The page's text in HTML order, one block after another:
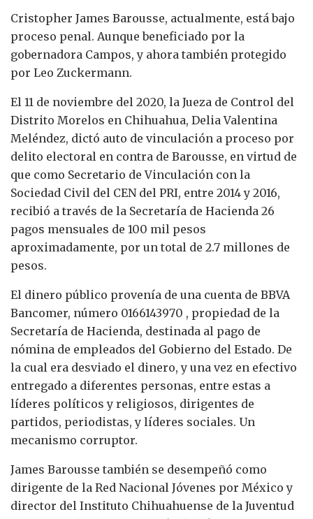
Cristopher James Barousse, actualmente, está bajo
proceso penal. Aunque beneficiado por la
gobernadora Campos, y ahora también protegido
por Leo Zuckermann.
El 11 de noviembre del 2020, la Jueza de Control del
Distrito Morelos en Chihuahua, Delia Valentina
Meléndez, dictó auto de vinculación a proceso por
delito electoral en contra de Barousse, en virtud de
que como Secretario de Vinculación con la
Sociedad Civil del CEN del PRI, entre 2014 y 2016,
recibió a través de la Secretaría de Hacienda 26
pagos mensuales de 100 mil pesos
aproximadamente, por un total de 2.7 millones de
pesos.
El dinero público provenía de una cuenta de BBVA
Bancomer, número 0166143970 , propiedad de la
Secretaría de Hacienda, destinada al pago de
nómina de empleados del Gobierno del Estado. De
la cual era desviado el dinero, y una vez en efectivo
entregado a diferentes personas, entre estas a
líderes políticos y religiosos, dirigentes de
partidos, periodistas, y líderes sociales. Un
mecanismo corruptor.
James Barousse también se desempeñó como
dirigente de la Red Nacional Jóvenes por México y
director del Instituto Chihuahuense de la Juventud